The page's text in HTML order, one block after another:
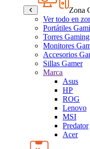
Zona
Ver todo en
Portátiles
Torres Gaming
Monitores
Accesorios
Sillas Gamer
Marca
Asus
HP
ROG
Lenovo
MSI
Predator
Acer